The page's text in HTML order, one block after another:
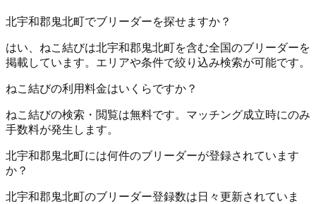
北宇和郡鬼北町でブリーダーを探せますか？
はい、ねこ結びは北宇和郡鬼北町を含む全国のブリーダーを
掲載しています。エリアや条件で絞り込み検索が可能です。
ねこ結びの利用料金はいくらですか？
ねこ結びの検索・閲覧は無料です。マッチング成立時にのみ
手数料が発生します。
北宇和郡鬼北町には何件のブリーダーが登録されています
か？
北宇和郡鬼北町のブリーダー登録数は日々更新されていま